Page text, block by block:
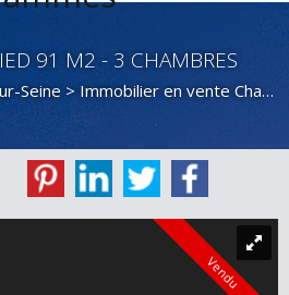
91 M2 - 3 CHAMBRES
Seine > Immobilier en vente Champagne-sur-Seine
Vendu